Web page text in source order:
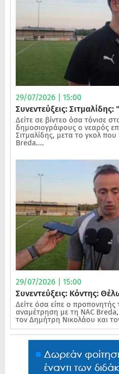
29/07/2026 | 15:00
Συνεντεύξεις:
Δείτε σε βίντεο όσα τόνισε
δημοσιογράφους ο νεαρός
Σιτμαλίδης, μετα το γκολ
Breda....
29/07/2026 | 15:00
Συνεντεύξεις: Κόντης:
Δείτε όσα είπε ο
αναμέτρηση με τη NAC Breda,
τον Δημήτρη Νικολάου και